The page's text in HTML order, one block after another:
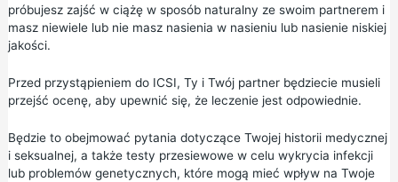
próbujesz zajść w ciążę w sposób naturalny ze swoim partnerem i
masz niewiele lub nie masz nasienia w nasieniu lub nasienie niskiej
jakości.
Przed przystąpieniem do ICSI, Ty i Twój partner będziecie musieli
przejść ocenę, aby upewnić się, że leczenie jest odpowiednie.
Będzie to obejmować pytania dotyczące Twojej historii medycznej
i seksualnej, a także testy przesiewowe w celu wykrycia infekcji
lub problemów genetycznych, które mogą mieć wpływ na Twoje